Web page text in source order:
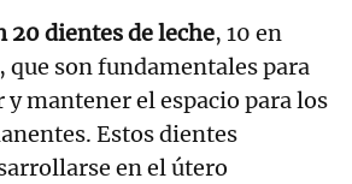
20 dientes de leche, 10 en
que son fundamentales para
mantener el espacio para los
Estos dientes
en el útero